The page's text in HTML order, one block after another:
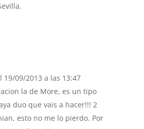
19/09/2013 a las 13:47
la de More, es un tipo
duo que vais a hacer!!! 2
esto no me lo pierdo. Por